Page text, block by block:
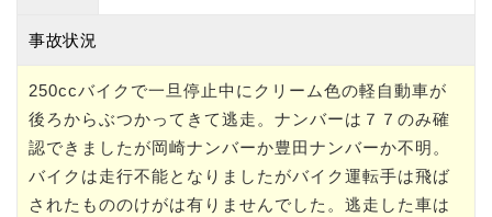
事故状況
250ccバイクで一旦停止中にクリーム色の軽自動車が
後ろからぶつかってきて逃走。ナンバーは７７のみ確
認できましたが岡崎ナンバーか豊田ナンバーか不明。
バイクは走行不能となりましたがバイク運転手は飛ば
されたもののけがは有りませんでした。逃走した車は